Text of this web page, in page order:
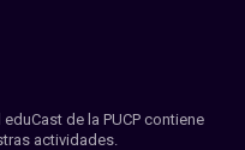
de la PUCP contiene
actividades.